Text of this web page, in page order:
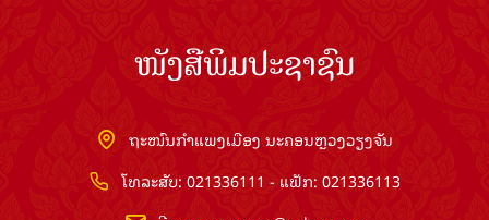
ໜັງສືພິມປະຊາຊົນ
ຖະໜົນກຳແພງເມືອງ ນະຄອນຫຼວງວຽງຈັນ
ໂທລະສັບ: 021336111 - ແຟັກ: 021336113